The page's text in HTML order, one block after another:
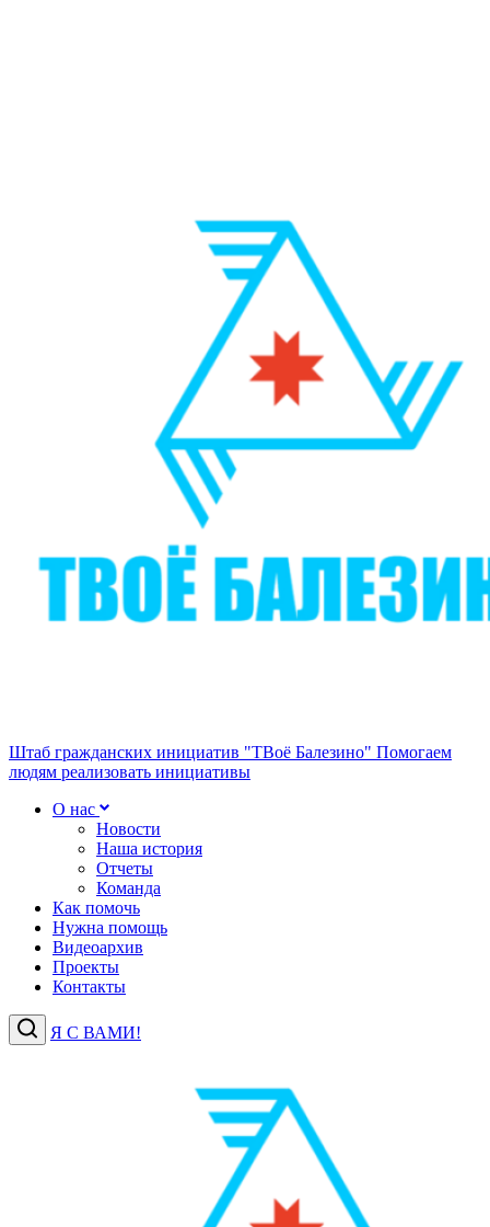
Штаб гражданских инициатив "ТВоё Балезино" Помогаем
людям реализовать инициативы
О нас
Новости
Наша история
Отчеты
Команда
Как помочь
Нужна помощь
Видеоархив
Проекты
Контакты
Я С ВАМИ!